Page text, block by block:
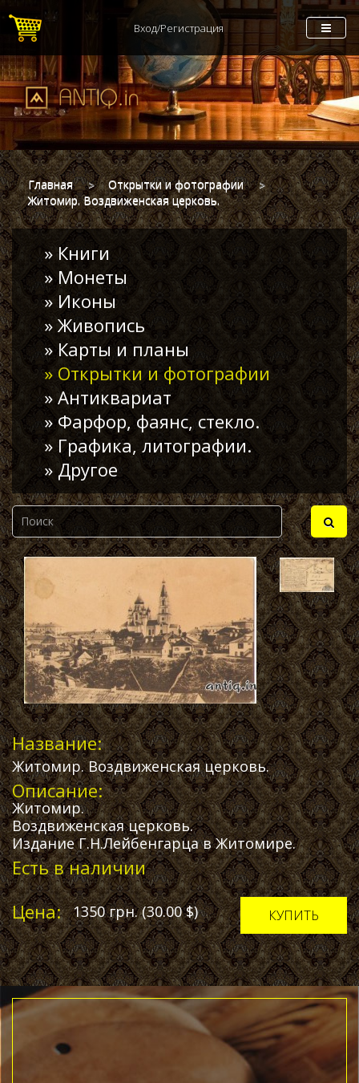
Вход/Регистрация
Главная
Открытки и фотографии
Житомир. Воздвиженская церковь.
» Книги
» Монеты
» Иконы
» Живопись
» Карты и планы
» Открытки и фотографии
» Антиквариат
» Фарфор, фаянс, стекло.
» Графика, литографии.
» Другое
Название:
Житомир. Воздвиженская церковь.
Описание:
Житомир.
Воздвиженская церковь.
Издание Г.Н.Лейбенгарца в Житомире.
Есть в наличии
Цена:
1350 грн. (30.00$) КУПИТЬ